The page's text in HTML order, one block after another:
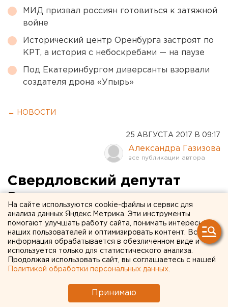
МИД призвал россиян готовиться к затяжной
войне
Исторический центр Оренбурга застроят по
КРТ, а история с небоскребами — на паузе
Под Екатеринбургом диверсанты взорвали
создателя дрона «Упырь»
← НОВОСТИ
25 АВГУСТА 2017 В 09:17
Александра Газизова
Свердловский депутат
избирателям привет из
дорогого круиза
На сайте используются cookie-файлы и сервис для
анализа данных Яндекс.Метрика. Эти инструменты
помогают улучшать работу сайта, понимать интересы
наших пользователей и оптимизировать контент. Вся
информация обрабатывается в обезличенном виде и
используется только для статистического анализа.
Продолжая использовать сайт, вы соглашаетесь с нашей
Политикой обработки персональных данных
Принимаю